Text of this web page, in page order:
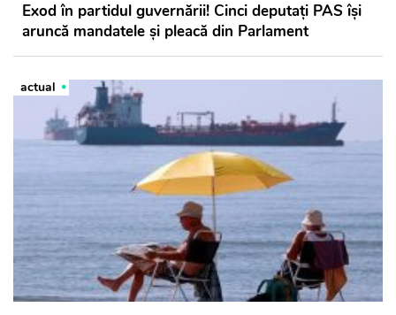
Exod în partidul guvernării! Cinci deputați PAS își
aruncă mandatele și pleacă din Parlament
actual